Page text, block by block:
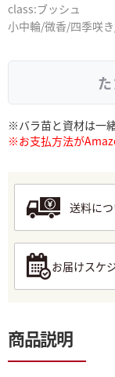
class:ブッシュ
小中輪/微香/四季咲
※バラ苗と資材は一
※お支払方法が
送料に
お届けスケ
商品説明